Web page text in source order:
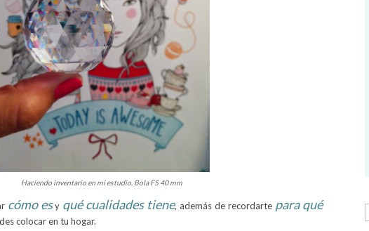
Haciendo inventario en mi estudio. Bola FS 40 mm
cómo esy qué cualidades tiene, además de recordarte para qué
colocar en tu hogar.